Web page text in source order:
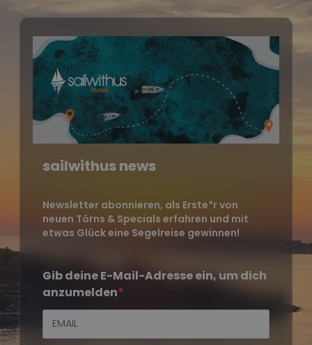
sailwithus news
Newsletter abonnieren, als Erste*r von
neuen Törns & Specials erfahren und mit
etwas Glück eine Segelreise gewinnen!
Gib deine E-Mail-Adresse ein, um dich
anzumelden